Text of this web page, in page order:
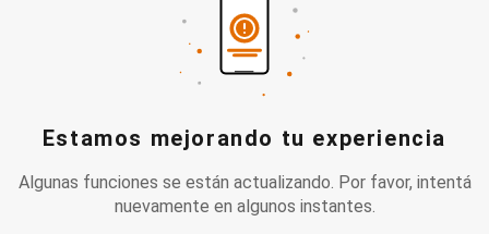
Estamos mejorando tu experiencia
Algunas funciones se están actualizando. Por favor, intentá
nuevamente en algunos instantes.